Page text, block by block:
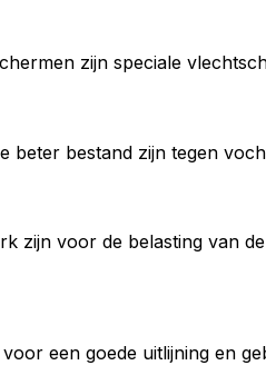
zijn speciale
beter bestand zijn tegen
zijn voor de belasting van
een goede uitlijning en